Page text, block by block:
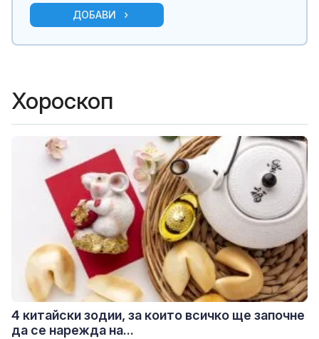
ДОБАВИ
Хороскоп
4 китайски зодии, за които всичко ще започне
да се нарежда на...